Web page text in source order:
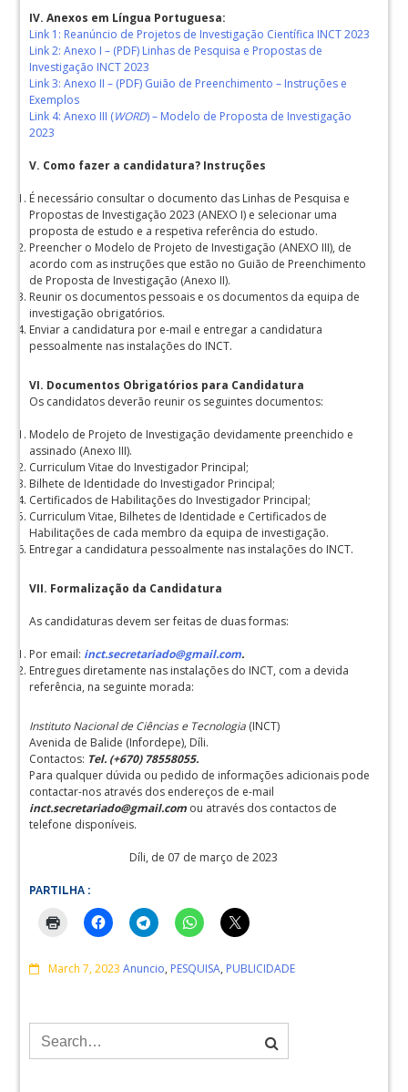
IV. Anexos em Língua Portuguesa:
Link 1: Reanúncio de Projetos de Investigação Científica INCT 2023
Link 2: Anexo I – (PDF) Linhas de Pesquisa e Propostas de
Investigação INCT 2023
Link 3: Anexo II – (PDF) Guião de Preenchimento – Instruções e
Exemplos
Link 4: Anexo III (WORD) – Modelo de Proposta de Investigação
2023
V. Como fazer a candidatura? Instruções
É necessário consultar o documento das Linhas de Pesquisa e
Propostas de Investigação 2023 (ANEXO I) e selecionar uma
proposta de estudo e a respetiva referência do estudo.
Preencher o Modelo de Projeto de Investigação (ANEXO III), de
acordo com as instruções que estão no Guião de Preenchimento
de Proposta de Investigação (Anexo II).
Reunir os documentos pessoais e os documentos da equipa de
investigação obrigatórios.
Enviar a candidatura por e-mail e entregar a candidatura
pessoalmente nas instalações do INCT.
VI. Documentos Obrigatórios para Candidatura
Os candidatos deverão reunir os seguintes documentos:
Modelo de Projeto de Investigação devidamente preenchido e
assinado (Anexo III).
Curriculum Vitae do Investigador Principal;
Bilhete de Identidade do Investigador Principal;
Certificados de Habilitações do Investigador Principal;
Curriculum Vitae, Bilhetes de Identidade e Certificados de
Habilitações de cada membro da equipa de investigação.
Entregar a candidatura pessoalmente nas instalações do INCT.
VII. Formalização da Candidatura
As candidaturas devem ser feitas de duas formas:
Por email: inct.secretariado@gmail.com.
Entregues diretamente nas instalações do INCT, com a devida
referência, na seguinte morada:
Instituto Nacional de Ciências e Tecnologia (INCT)
Avenida de Balide (Infordepe), Díli.
Contactos: Tel. (+670) 78558055.
Para qualquer dúvida ou pedido de informações adicionais pode
contactar-nos através dos endereços de e-mail
inct.secretariado@gmail.com ou através dos contactos de
telefone disponíveis.
Díli, de 07 de março de 2023
PARTILHA :
March 7, 2023 Comments
Anuncio, PESQUISA, PUBLICIDADE